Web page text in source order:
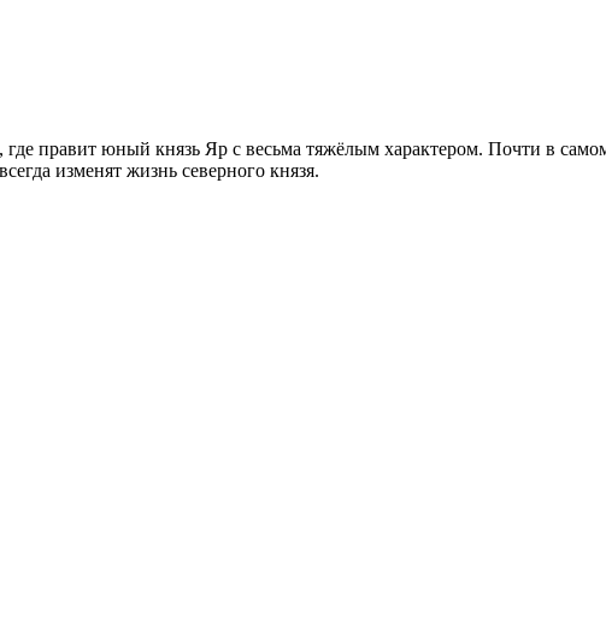
где правит юный князь Яр с весьма тяжёлым характером. Почти в
изменят жизнь северного князя.